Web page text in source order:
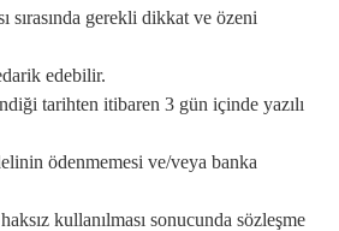
gerekli dikkat ve özeni
edebilir.
tarihten itibaren 3 gün içinde yazılı
ödenmemesi ve/veya banka
kullanılması sonucunda sözleşme